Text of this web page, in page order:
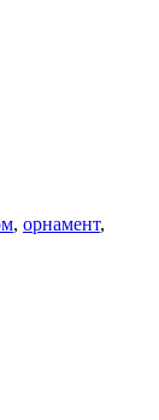
, орнамент,